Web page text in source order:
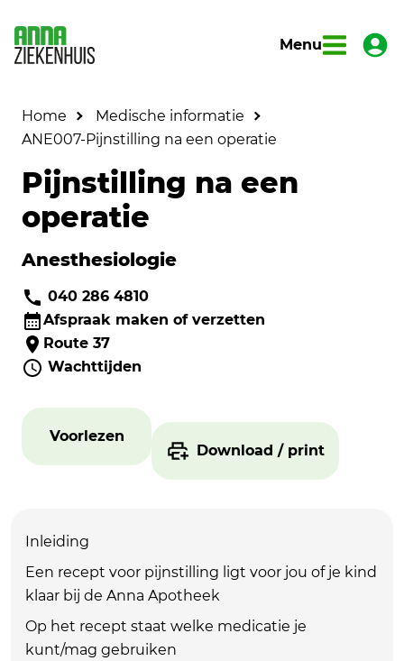
Menu
Home
Medische informatie
ANE007-Pijnstilling na een operatie
Pijnstilling na een
operatie
Anesthesiologie
040 286 4810
Afspraak maken of verzetten
Route 37
Wachttijden
Voorlezen
Download / print
Inleiding
Een recept voor pijnstilling ligt voor jou of je kind
klaar bij de Anna Apotheek
Op het recept staat welke medicatie je
kunt/mag gebruiken